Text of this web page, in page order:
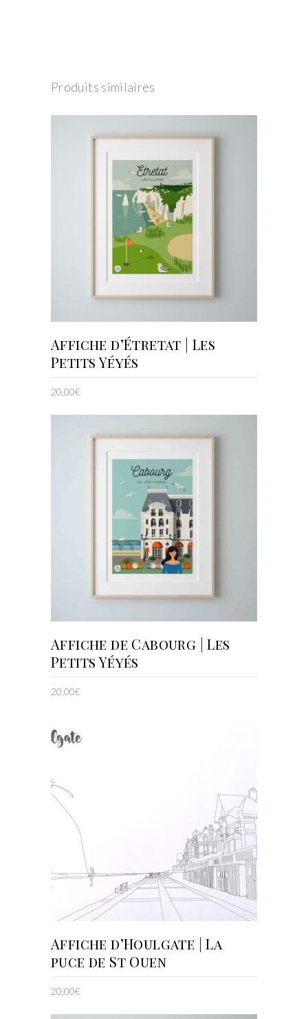
Produits similaires
AJOUTER AU PANIER
Affiche d’Étretat | Les
Petits Yéyés
20,00€
AJOUTER AU PANIER
Affiche de Cabourg | Les
Petits Yéyés
20,00€
AJOUTER AU PANIER
Affiche d’Houlgate | La
puce de St Ouen
20,00€